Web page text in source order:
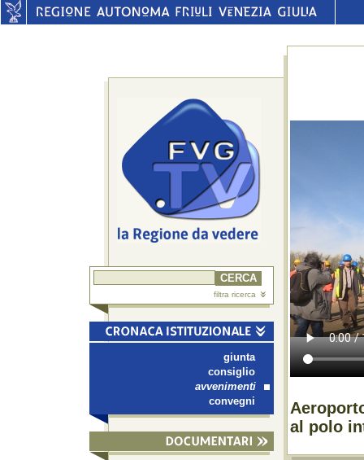
filtra ricerca
giunta
consiglio
avvenimenti
convegni
al polo